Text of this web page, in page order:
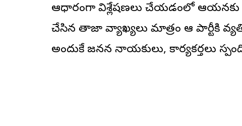
ఆధారంగా విశ్లేషణలు చేయడంలో ఆయనకు
చేసిన తాజా వ్యాఖ్యలు మాత్రం ఆ పార్టీకి
అందుకే జనసేన నాయకులు, కార్యకర్తలు